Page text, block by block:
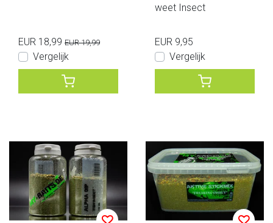
EUR 18,99 EUR 19,99
Vergelijk
weet Insect
EUR 9,95
Vergelijk